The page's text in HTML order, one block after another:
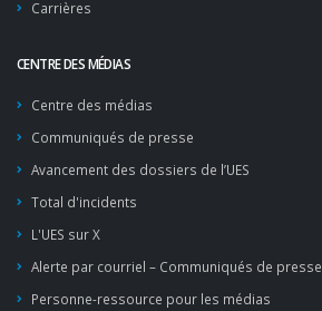
Carrières
CENTRE DES MÉDIAS
Centre des médias
Communiqués de presse
Avancement des dossiers de l’UES
Total d'incidents
L'UES sur X
Alerte par courriel – Communiqués de presse
Personne-ressource pour les médias